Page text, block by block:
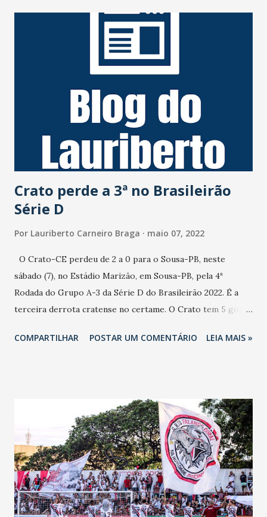
segundo em chute forte de Patric, que Everson espalmou.
O Galo respondeu aos 14, quando Ademir parou a defesa do
goleiro Jailson. O Mecão voltou a assustar aos 16 minutos.
Henrique Almeida cabeceou no contrapé de Everson, que
conseguiu evitar o segundo gol americano. Em um duelo
intenso, o Alvinegro teve a chance de empatar aos 25
minutos. Nacho finalizou pelo lado esquerdo e Jailson
colocou para escanteio. Aos 32, o visitante levou perigo em
chute de Matheusinho da entrada da área. O A...
Crato perde a 3ª no Brasileirão
Série D
Por Lauriberto Carneiro Braga maio 07, 2022
O Crato-CE perdeu de 2 a 0 para o Sousa-PB, neste
sábado (7), no Estádio Marizão, em Sousa-PB, pela 4ª
Rodada do Grupo A-3 da Série D do Brasileirão 2022. É a
terceira derrota cratense no certame. O Crato tem 5 gols
Victor (Pedro Santos). Dimas. Jean. Lismar. Ramon.
Afogados-PE 1x1 Globo-RN. Icasa-CE x São Paulo Crystal-
PB. Classificação Grupo A-3 Retrô-PE - 7 pontos.
Afogados-PE - 7. Sousa-PB - 6. São Paulo Crystal-PB - 6.
Icasa-CE - 6. América-RN - 4. Crato-CE - 1. Globo-RN - 1
ponto.
COMPARTILHAR POSTAR UM COMENTÁRIO LEIA MAIS »